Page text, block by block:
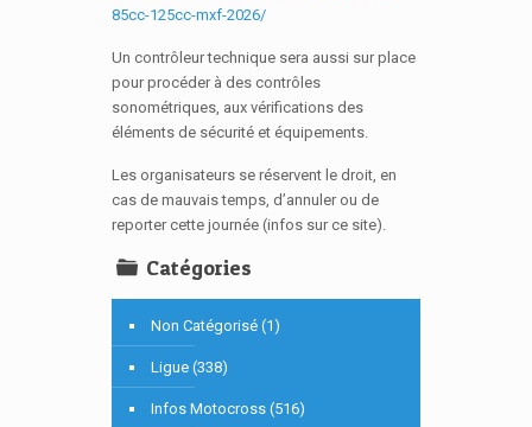
85cc-125cc-mxf-2026/
Un contrôleur technique sera aussi sur place
pour procéder à des contrôles
sonométriques, aux vérifications des
éléments de sécurité et équipements.
Les organisateurs se réservent le droit, en
cas de mauvais temps, d’annuler ou de
reporter cette journée (infos sur ce site).
Catégories
Non Catégorisé (1)
Ligue (338)
Infos Motocross (516)